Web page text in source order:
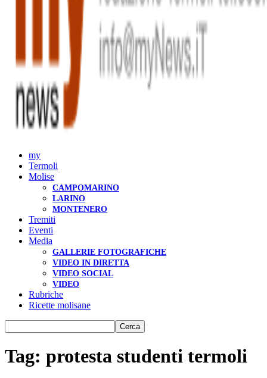
my
Termoli
Molise
CAMPOMARINO
LARINO
MONTENERO
Tremiti
Eventi
Media
GALLERIE FOTOGRAFICHE
VIDEO IN DIRETTA
VIDEO SOCIAL
VIDEO
Rubriche
Ricette molisane
Tag: protesta studenti termoli